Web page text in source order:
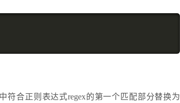
中符合正则表达式regex的第一个匹配部分替换为